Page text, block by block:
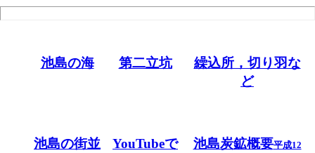
池島の海 第二立坑
繰込所，切り羽な
ど
池島の街並
YouTubeで
池島炭鉱概要平成12